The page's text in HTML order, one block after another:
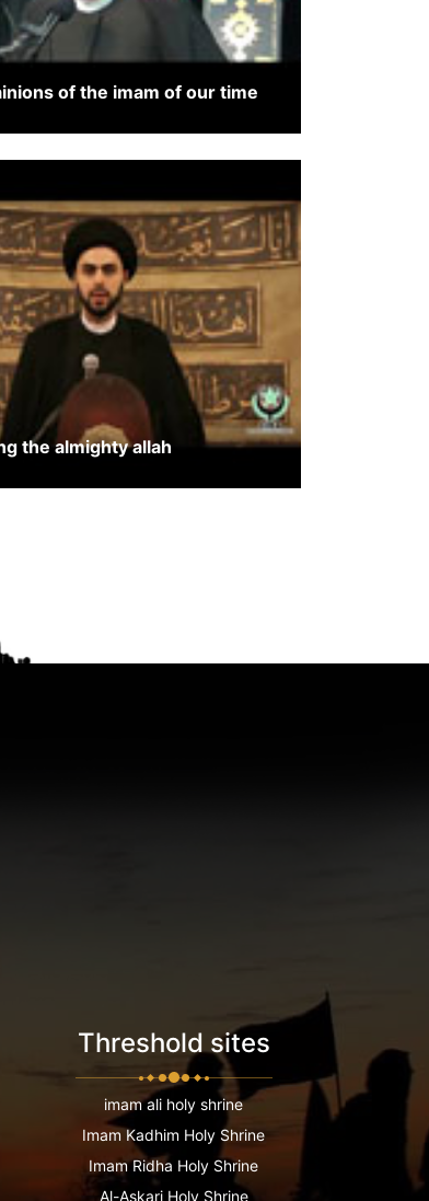
of the imam of our time
the almighty allah
Threshold sites
imam ali holy shrine
Imam Kadhim Holy Shrine
Imam Ridha Holy Shrine
Al-Askari Holy Shrine